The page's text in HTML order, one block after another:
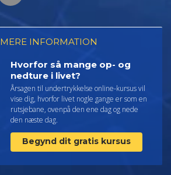
MERE INFORMATION
Hvorfor så mange op- og
nedture i livet?
Årsagen til undertrykkelse online-kursus vil
vise dig, hvorfor livet nogle gange er som en
rutsjebane, ovenpå den ene dag og nede
den næste dag.
Begynd dit gratis kursus